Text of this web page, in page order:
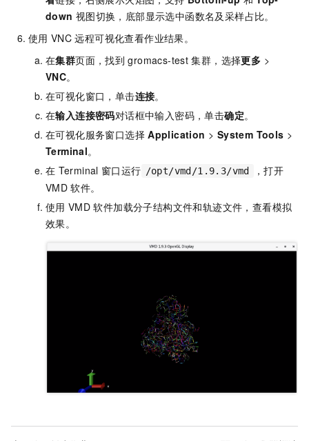
down 视图切换，底部显示选中函数名及采样占比。
使用 VNC 远程可视化查看作业结果。
在集群页面，找到 gromacs-test 集群，选择更多 >
VNC。
在可视化窗口，单击连接。
在输入连接密码对话框中输入密码，单击确定。
在可视化服务窗口选择 Application > System Tools >
Terminal。
在 Terminal 窗口运行 /opt/vmd/1.9.3/vmd
，打开
VMD 软件。
使用 VMD 软件加载分子结构文件和轨迹文件，查看模拟
效果。